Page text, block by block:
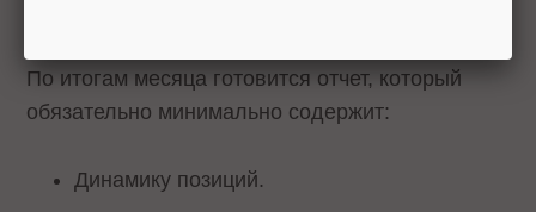
По итогам месяца готовится отчет, который
обязательно минимально содержит:
Динамику позиций.